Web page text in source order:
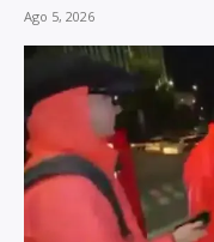
Ago 5, 2026